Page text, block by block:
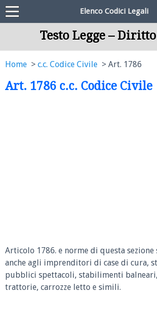
Elenco Codici Legali
Testo Legge –
Home c.c. Codice Civile Art. 1786
Art. 1786 c.c. Codice Civile
Articolo 1786. e norme di questa sezione
anche agli imprenditori di case di cura,
pubblici spettacoli, stabilimenti
trattorie, carrozze letto e simili.